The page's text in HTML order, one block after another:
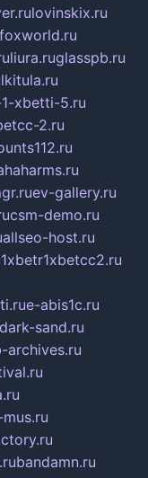
lovinskix.ru
liura.ruglasspb.ru
xbetti-5.ru
2.ru
ev-gallery.ru
csm-demo.ru
allseo-host.ru
e-abis1c.ru
dark-sand.ru
archives.ru
mus.ru
bandamn.ru